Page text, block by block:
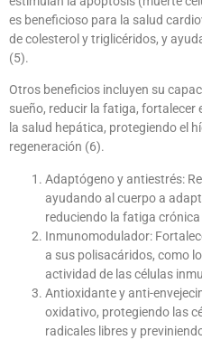
es beneficioso para la salud
de colesterol y triglicéridos, y
(5).
Otros beneficios incluyen su
sueño, reducir la fatiga,
la salud hepática, protegiendo el
regeneración (6).
Adaptógeno y antiestrés:
ayudando al cuerpo a
reduciendo la fatiga
Inmunomodulador:
a sus polisacáridos, como
actividad de las células
Antioxidante y anti-
oxidativo, protegiendo las
radicales libres y